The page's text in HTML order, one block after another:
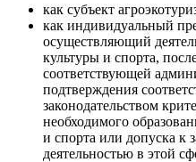
как субъект
как индивидуальный
осуществляющий
культуры и спорта,
соответствующей
подтверждения
законодательством
необходимого
и спорта или допуска к
деятельностью в этой